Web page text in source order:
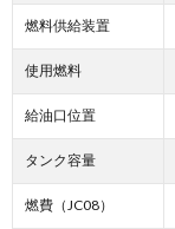
燃料供給装置
使用燃料
給油口位置
タンク容量
燃費（JC08）